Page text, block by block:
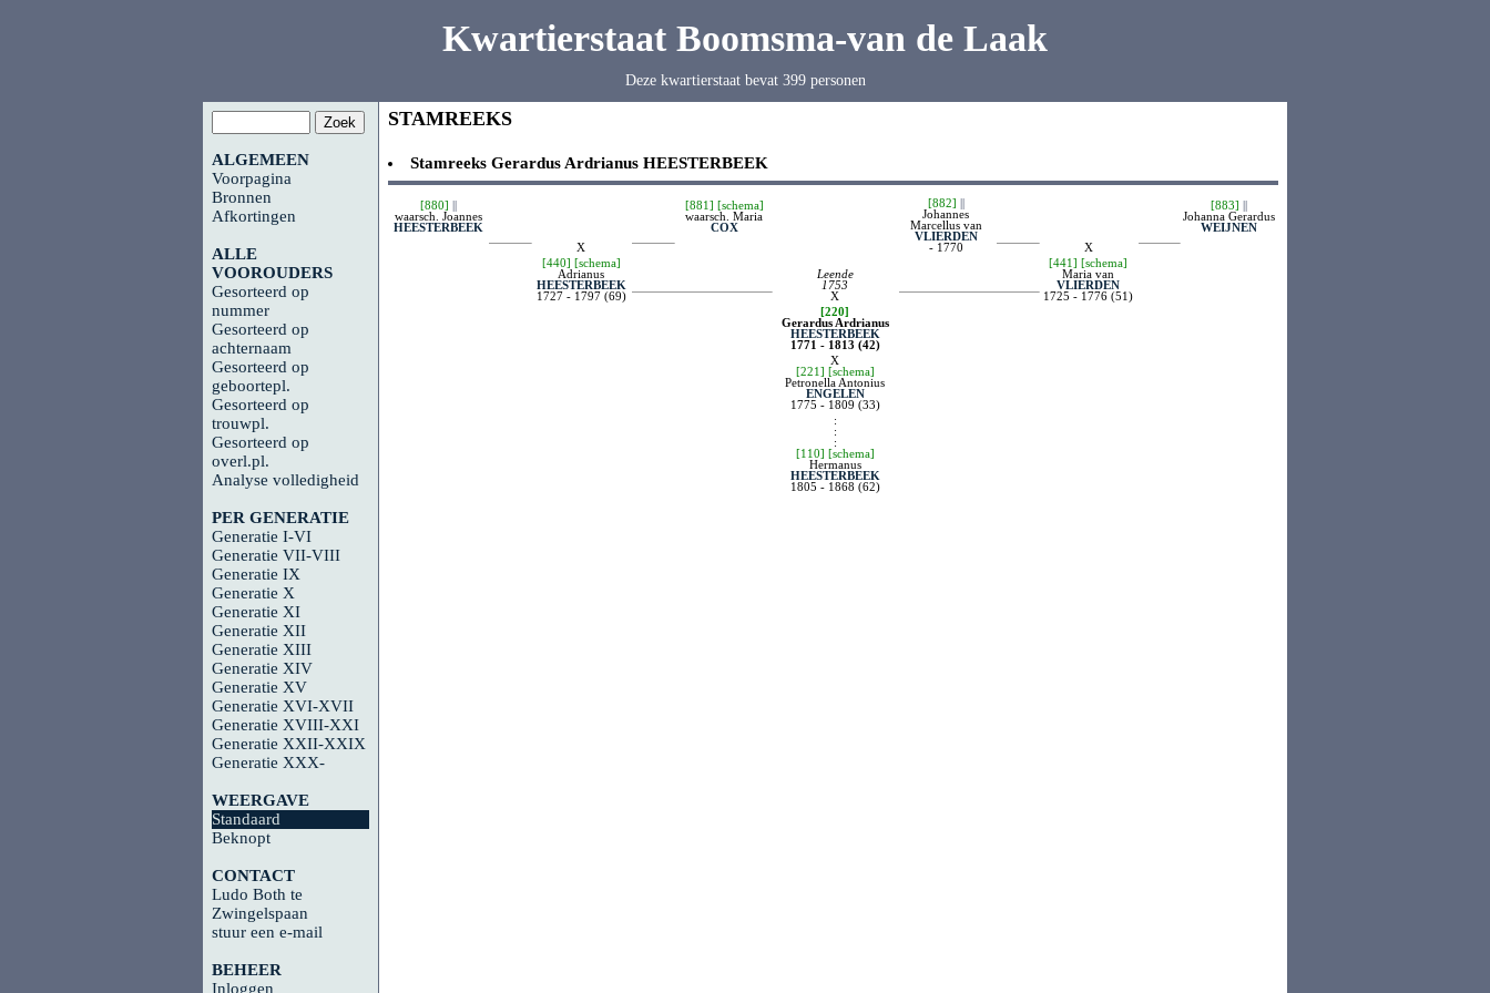
Kwartierstaat Boomsma-van de Laak
Deze kwartierstaat bevat 399 personen
ALGEMEEN
Voorpagina
Bronnen
Afkortingen
ALLE
VOOROUDERS
Gesorteerd op
nummer
Gesorteerd op
achternaam
Gesorteerd op
geboortepl.
Gesorteerd op
trouwpl.
Gesorteerd op
overl.pl.
Analyse volledigheid
PER GENERATIE
Generatie I-VI
Generatie VII-VIII
Generatie IX
Generatie X
Generatie XI
Generatie XII
Generatie XIII
Generatie XIV
Generatie XV
Generatie XVI-XVII
Generatie XVIII-XXI
Generatie XXII-XXIX
Generatie XXX-
WEERGAVE
Standaard
Beknopt
CONTACT
Ludo Both te
Zwingelspaan
stuur een e-mail
BEHEER
Inloggen
STAMREEKS
Stamreeks Gerardus Ardrianus HEESTERBEEK
[880] ||
waarsch. Joannes
HEESTERBEEK
X
[881] [schema]
waarsch. Maria
COX
[882] ||
Johannes
Marcellus van
VLIERDEN
- 1770
X
[883] ||
Johanna Gerardus
WEIJNEN
[440] [schema]
Adrianus
HEESTERBEEK
1727 - 1797 (69)
Leende
1753
X
[441] [schema]
Maria van
VLIERDEN
1725 - 1776 (51)
[220]
Gerardus Ardrianus
HEESTERBEEK
1771 - 1813 (42)
X
[221] [schema]
Petronella Antonius
ENGELEN
1775 - 1809 (33)
:
:
:
[110] [schema]
Hermanus
HEESTERBEEK
1805 - 1868 (62)